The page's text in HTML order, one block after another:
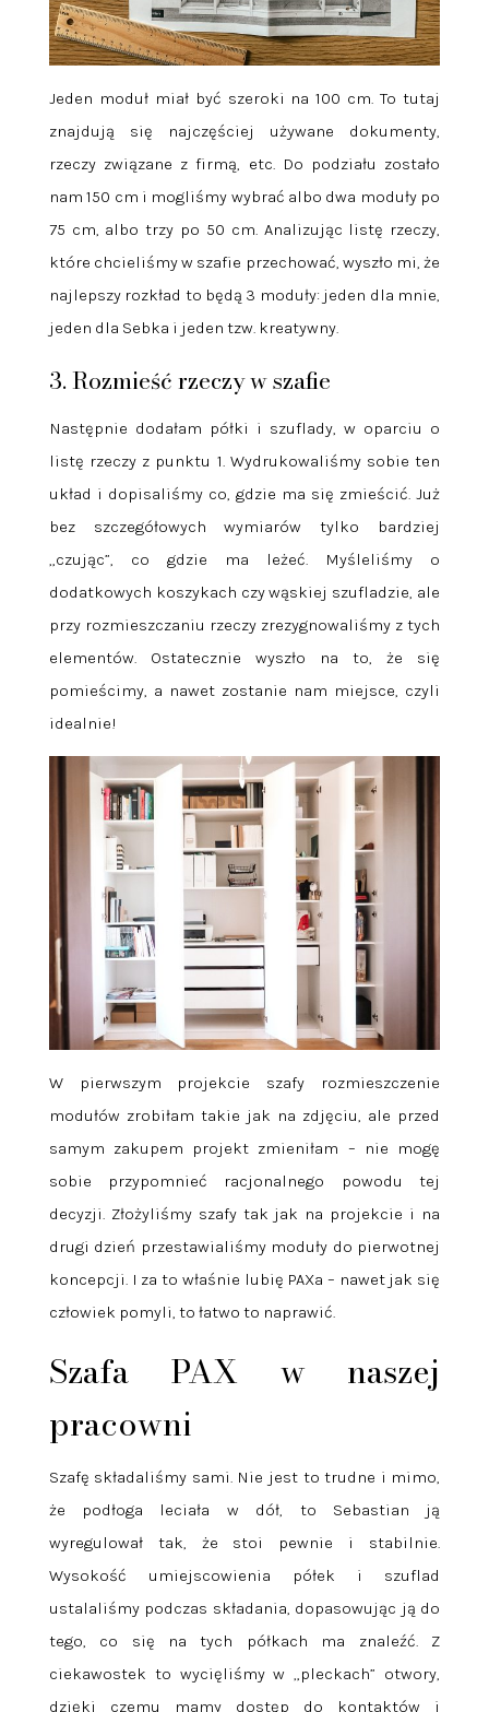
Jeden moduł miał być szeroki na 100 cm. To tutaj
znajdują się najczęściej używane dokumenty,
rzeczy związane z firmą, etc. Do podziału zostało
nam 150 cm i mogliśmy wybrać albo dwa moduły po
75 cm, albo trzy po 50 cm. Analizując listę rzeczy,
które chcieliśmy w szafie przechować, wyszło mi, że
najlepszy rozkład to będą 3 moduły: jeden dla mnie,
jeden dla Sebka i jeden tzw. kreatywny.
3. Rozmieść rzeczy w szafie
Następnie dodałam półki i szuflady, w oparciu o
listę rzeczy z punktu 1. Wydrukowaliśmy sobie ten
układ i dopisaliśmy co, gdzie ma się zmieścić. Już
bez szczegółowych wymiarów tylko bardziej
„czując”, co gdzie ma leżeć. Myśleliśmy o
dodatkowych koszykach czy wąskiej szufladzie, ale
przy rozmieszczaniu rzeczy zrezygnowaliśmy z tych
elementów. Ostatecznie wyszło na to, że się
pomieścimy, a nawet zostanie nam miejsce, czyli
idealnie!
W pierwszym projekcie szafy rozmieszczenie
modułów zrobiłam takie jak na zdjęciu, ale przed
samym zakupem projekt zmieniłam – nie mogę
sobie przypomnieć racjonalnego powodu tej
decyzji. Złożyliśmy szafy tak jak na projekcie i na
drugi dzień przestawialiśmy moduły do pierwotnej
koncepcji. I za to właśnie lubię PAXa – nawet jak się
człowiek pomyli, to łatwo to naprawić.
Szafa PAX w naszej
pracowni
Szafę składaliśmy sami. Nie jest to trudne i mimo,
że podłoga leciała w dół, to Sebastian ją
wyregulował tak, że stoi pewnie i stabilnie.
Wysokość umiejscowienia półek i szuflad
ustalaliśmy podczas składania, dopasowując ją do
tego, co się na tych półkach ma znaleźć. Z
ciekawostek to wycięliśmy w „pleckach” otwory,
dzięki czemu mamy dostęp do kontaktów i